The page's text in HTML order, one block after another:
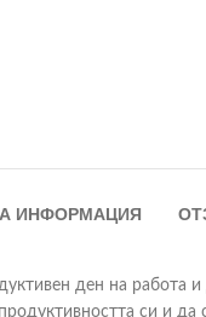
ИНФОРМАЦИЯ
ден на работа
си и